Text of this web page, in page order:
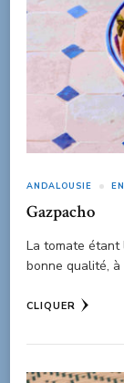
ANDALOUSIE
Gazpacho
La tomate étant
bonne qualité,
CLIQUER